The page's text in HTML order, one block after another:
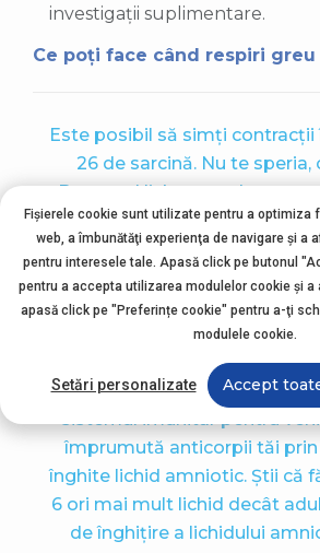
investigații suplimentare.
Ce poți face când respiri greu
Este posibil să simți
26 de sarcină. Nu te
Braxton-Hicks sunt doar o
care corpul tău se antrenează
Atât timp cât contracțiile nu
și regulate, la distanță mai
nu te grăbi să fugi la spital.
medicul, mai ales dacă ești
gemeni, pentru a evita
prematură. Bebelușul tău
împrumută anticorpii tăi
înghite lichid amniotic. Știi că
6 ori mai mult lichid decât
de înghițire a lichidului
Fișierele cookie sunt utilizate pentru a optimiza
web, a îmbunătăţi experienţa de navigare şi a
pentru interesele tale. Apasă click pe butonul
pentru a accepta utilizarea modulelor cookie şi
apasă click pe "Preferințe cookie" pentru a-ţi
modulele cookie.
Setări personalizate Accept